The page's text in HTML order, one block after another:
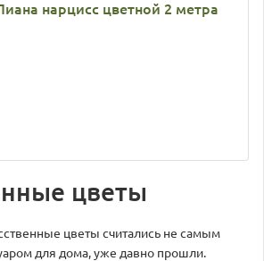
нарцисс цветной 2 метра
цветы
цветы считались не самым
для дома, уже давно прошли.